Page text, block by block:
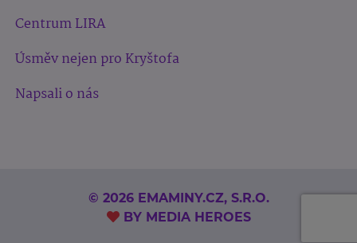
Centrum LIRA
Úsměv nejen pro Kryštofa
Napsali o nás
© 2026 EMAMINY.CZ, S.R.O.
BY MEDIA HEROES